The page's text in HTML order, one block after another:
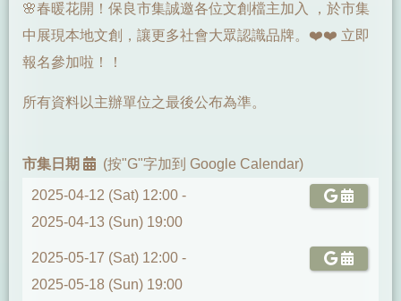
🌸春暖花開！保良市集誠邀各位文創檔主加入 ，於市集
中展現本地文創，讓更多社會大眾認識品牌。❤️❤️ 立即
報名參加啦！！
所有資料以主辦單位之最後公布為準。
市集日期 (按"G"字加到 Google Calendar)
2025-04-12 (Sat) 12:00 -
2025-04-13 (Sun) 19:00
2025-05-17 (Sat) 12:00 -
2025-05-18 (Sun) 19:00